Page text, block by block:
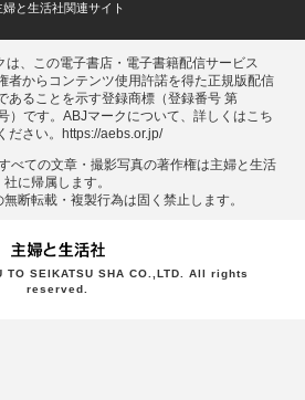
婦と生活社関連サイト
は、この電子書店・電子書籍配信サービス
者からコンテンツ使用許諾を得た正規版配信
あることを示す登録商標（登録番号 第
）です。ABJマークについて、詳しくはこち
ださい。 https://aebs.or.jp/
べての⽂章・撮影写真の著作権は主婦と⽣活
社に帰属します。
断転載・複製⾏為は固く禁⽌します。
TO SEIKATSU SHA CO.,LTD. All rights
reserved.